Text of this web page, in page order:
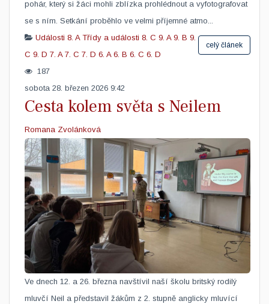
pohár, který si žáci mohli zblízka prohlédnout a vyfotografovat
se s ním. Setkání proběhlo ve velmi příjemné atmo...
celý článek
Události 8. A Třídy a události 8. C 9. A 9. B 9.
C 9. D 7. A 7. C 7. D 6. A 6. B 6. C 6. D
187
sobota 28. březen 2026 9:42
Cesta kolem světa s Neilem
Romana Zvolánková
​Ve dnech 12. a 26. března navštívil naší školu britský rodilý
mluvčí Neil a představil žákům z 2. stupně anglicky mluvící